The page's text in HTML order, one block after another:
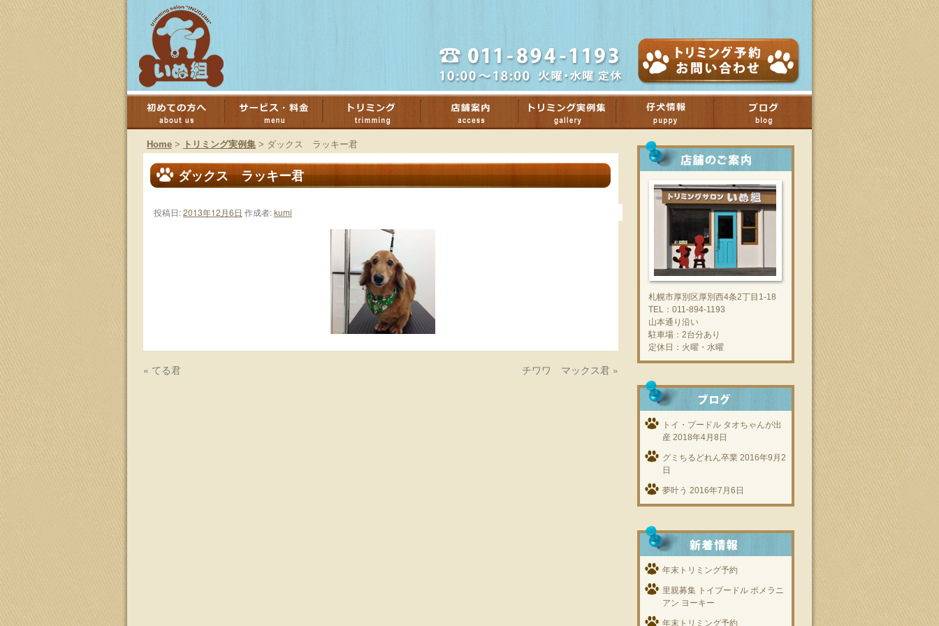
Home > トリミング実例集 > ダックス ラッキー君
ダックス ラッキー君
投稿日:2013年12月6日 作成者:kumi
« てる君 チワワ マックス君 »
札幌市厚別区厚別西4条2丁目1-18
TEL：011-894-1193
山本通り沿い
駐車場：2台分あり
定休日：火曜・水曜
トイ・プードル タオちゃんが出
産 2018年4月8日
グミちるどれん卒業 2016年9月2
日
夢叶う 2016年7月6日
年末トリミング予約
里親募集 トイプードル ポメラニ
アン ヨーキー
年末トリミング予約